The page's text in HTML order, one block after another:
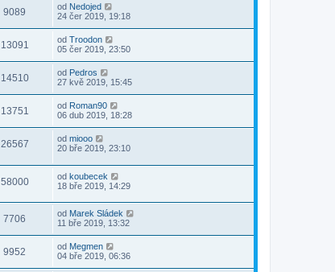
9089 od Nedojed
24 čer 2019, 19:18
13091 od Troodon
05 čer 2019, 23:50
14510 od Pedros
27 kvě 2019, 15:45
13751 od Roman90
06 dub 2019, 18:28
26567 od miooo
20 bře 2019, 23:10
58000 od koubecek
18 bře 2019, 14:29
7706 od Marek Sládek
11 bře 2019, 13:32
9952 od Megmen
04 bře 2019, 06:36